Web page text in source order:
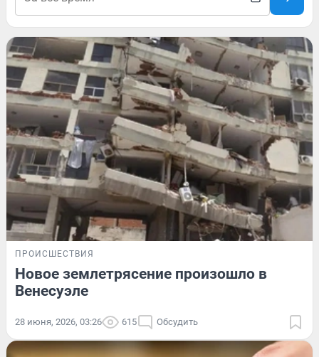
ПРОИСШЕСТВИЯ
Новое землетрясение произошло в
Венесуэле
28 июня, 2026, 03:26 615 Обсудить